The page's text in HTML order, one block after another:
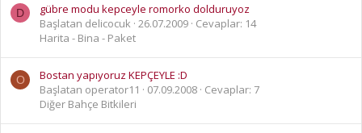
D
gübre modu kepceyle romorko dolduruyoz
Başlatan delicocuk
26.07.2009 Cevaplar: 14
Harita - Bina - Paket
O
Bostan yapıyoruz KEPÇEYLE :D
Başlatan operator11
07.09.2008 Cevaplar: 7
Diğer Bahçe Bitkileri